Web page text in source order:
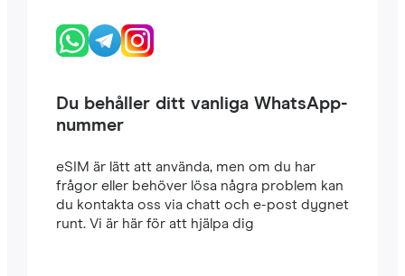
Du behåller ditt vanliga WhatsApp-
nummer
eSIM är lätt att använda, men om du har
frågor eller behöver lösa några problem kan
du kontakta oss via chatt och e-post dygnet
runt. Vi är här för att hjälpa dig